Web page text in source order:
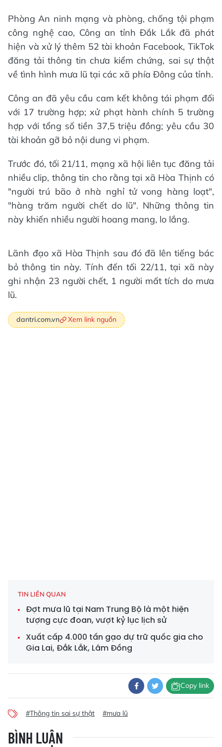
Phòng An ninh mạng và phòng, chống tội phạm
công nghệ cao, Công an tỉnh Đắk Lắk đã phát
hiện và xử lý thêm 52 tài khoản Facebook, TikTok
đăng tải thông tin chưa kiểm chứng, sai sự thật
về tình hình mưa lũ tại các xã phía Đông của tỉnh.
Công an đã yêu cầu cam kết không tái phạm đối
với 17 trường hợp; xử phạt hành chính 5 trường
hợp với tổng số tiền 37,5 triệu đồng; yêu cầu 30
tài khoản gỡ bỏ nội dung vi phạm.
Trước đó, tối 21/11, mạng xã hội liên tục đăng tải
nhiều clip, thông tin cho rằng tại xã Hòa Thịnh có
"người trú bão ở nhà nghỉ tử vong hàng loạt",
"hàng trăm người chết do lũ". Những thông tin
này khiến nhiều người hoang mang, lo lắng.
Lãnh đạo xã Hòa Thịnh sau đó đã lên tiếng bác
bỏ thông tin này. Tính đến tối 22/11, tại xã này
ghi nhận 23 người chết, 1 người mất tích do mưa
lũ.
dantri.com.vn Xem link nguồn
TIN LIÊN QUAN
Đợt mưa lũ tại Nam Trung Bộ là một hiện
tượng cực đoan, vượt kỷ lục lịch sử
Xuất cấp 4.000 tấn gạo dự trữ quốc gia cho
Gia Lai, Đắk Lắk, Lâm Đồng
Copy link
#Thông tin sai sự thật #mưa lũ
BÌNH LUẬN